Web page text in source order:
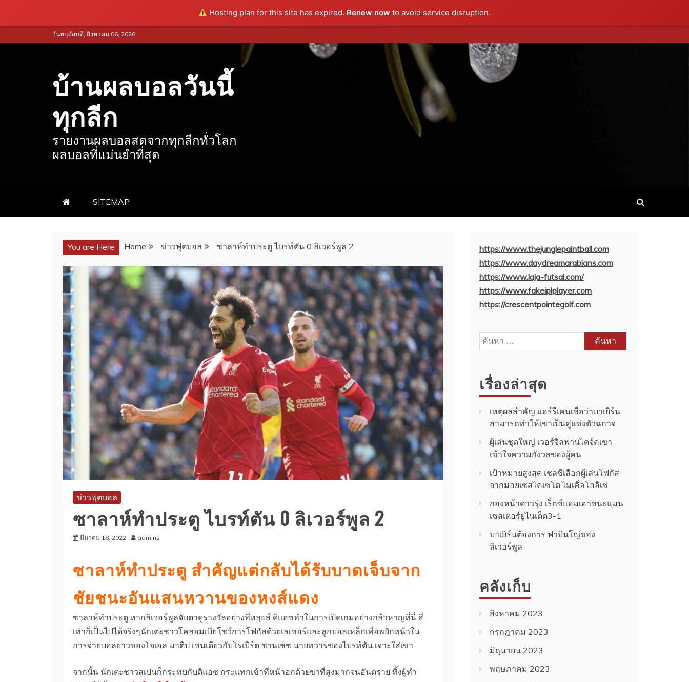
Hosting plan for this site has expired. Renew now to avoid service disruption.
to
วันพฤหัสบดี, สิงหาคม 06, 2026
บ้านผลบอลวันนี้
ทุกลีก
รายงานผลบอลสดจากทุกลีกทั่วโลก
ผลบอลที่แม่นยำที่สุด
SITEMAP
You are Here Home ข่าวฟุตบอล ซาลาห์ทำประตู ไบรท์ตัน 0 ลิเวอร์พูล 2
ข่าวฟุตบอล
ซาลาห์ทำประตู ไบรท์ตัน 0 ลิเวอร์พูล 2
มีนาคม 18, 2022 admins
ซาลาห์ทำประตู สำคัญแต่กลับได้รับบาดเจ็บจาก
ชัยชนะอันแสนหวานของหงส์แดง
ซาลาห์ทำประตู หากลิเวอร์พูลจับตาดูรางวัลอย่างที่หลุยส์ ดิแอซทำในการเปิดเกมอย่างกล้าหาญที่นี่ สี่
เท่าก็เป็นไปได้จริงๆนักเตะชาวโคลอมเบียโชว์การโฟกัสด้วยเลเซอร์และลูกบอลเหล็กเพื่อพยักหน้าใน
การจ่ายบอลยาวของโจเอล มาติป เช่นเดียวกับโรเบิร์ต ซานเชซ นายทวารของไบรท์ตัน เจาะใส่เขา
จากนั้น นักเตะชาวสเปนก็กระทบกับดิแอซ กระแทกเข้าที่หน้าอกด้วยขาที่สูงมากจนอันตราย ทิ้งผู้ทำ
https://www.thejunglepaintball.com
https://www.daydreamarabians.com
https://www.laja-futsal.com/
https://www.fakeiplplayer.com
https://crescentpointegolf.com
ค้นหา
สำหรับ:
เรื่องล่าสุด
เหตุผลสำคัญ แฮร์รีเคนเชื่อว่าบาเยิร์น
สามารถทำให้เขาเป็นคู่แข่งตัวฉกาจ
ผู้เล่นชุดใหญ่ เวอร์จิลฟานไดจ์คเขา
เข้าใจความกังวลของผู้คน
เป้าหมายสูงสุด เชลซีเลือกผู้เล่นโฟกัส
จากมอยเซสไคเซโด,ไมเคิ่ลโอลิเซ่
กองหน้าดาวรุ่ง เร็กซ์แฮมเอาชนะแมน
เชสเตอร์ยูไนเต็ด3-1
บาเยิร์นต้องการ ฟาบินโญ่ของ
ลิเวอร์พูล’
คลังเก็บ
สิงหาคม 2023
กรกฎาคม 2023
มิถุนายน 2023
พฤษภาคม 2023